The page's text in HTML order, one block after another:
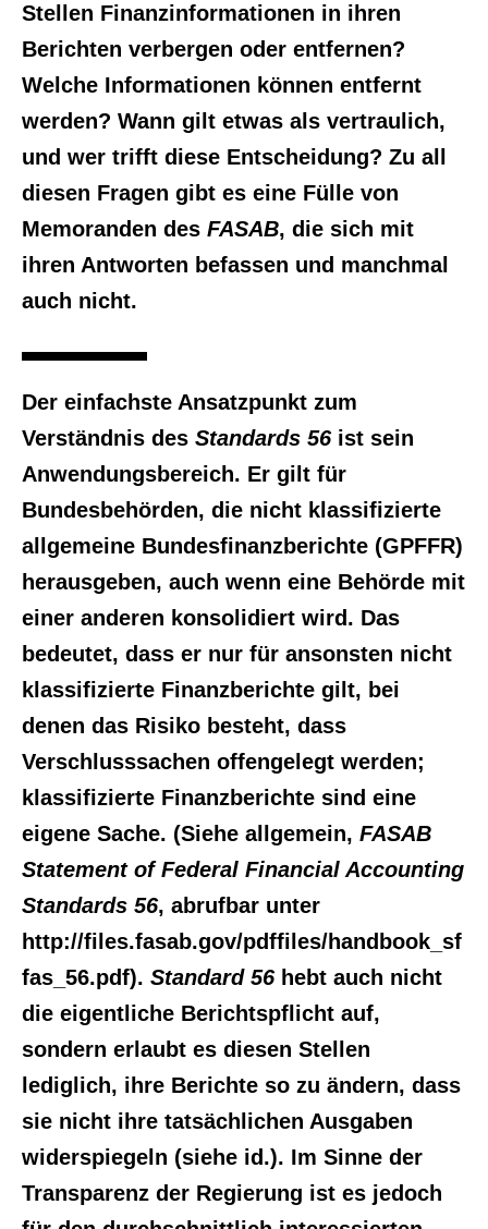
Stellen Finanzinformationen in ihren
Berichten verbergen oder entfernen?
Welche Informationen können entfernt
werden? Wann gilt etwas als vertraulich,
und wer trifft diese Entscheidung? Zu all
diesen Fragen gibt es eine Fülle von
Memoranden des FASAB, die sich mit
ihren Antworten befassen und manchmal
auch nicht.
Der einfachste Ansatzpunkt zum
Verständnis des Standards 56 ist sein
Anwendungsbereich. Er gilt für
Bundesbehörden, die nicht klassifizierte
allgemeine Bundesfinanzberichte (GPFFR)
herausgeben, auch wenn eine Behörde mit
einer anderen konsolidiert wird. Das
bedeutet, dass er nur für ansonsten nicht
klassifizierte Finanzberichte gilt, bei
denen das Risiko besteht, dass
Verschlusssachen offengelegt werden;
klassifizierte Finanzberichte sind eine
eigene Sache. (Siehe allgemein, FASAB
Statement of Federal Financial Accounting
Standards 56, abrufbar unter
http://files.fasab.gov/pdffiles/handbook_sf
fas_56.pdf). Standard 56 hebt auch nicht
die eigentliche Berichtspflicht auf,
sondern erlaubt es diesen Stellen
lediglich, ihre Berichte so zu ändern, dass
sie nicht ihre tatsächlichen Ausgaben
widerspiegeln (siehe id.). Im Sinne der
Transparenz der Regierung ist es jedoch